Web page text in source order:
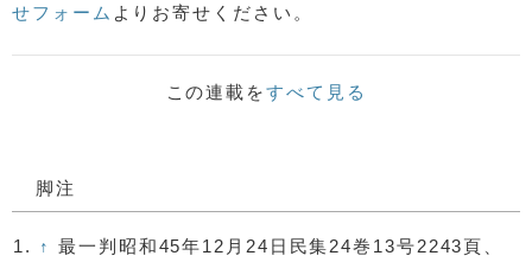
せフォーム よりお寄せください。
この連載をすべて見る
脚注
1. ↑ 最一判昭和45年12月24日民集24巻13号2243頁、